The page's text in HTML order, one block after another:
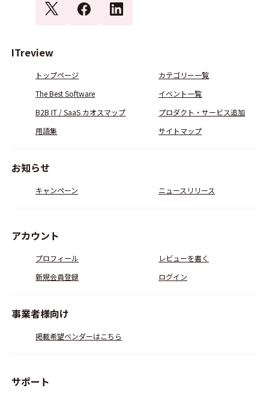
ITreview
トップページ
カテゴリー一覧
The Best Software
イベント一覧
B2B IT / SaaS カオスマップ
プロダクト・サービス追加
用語集
サイトマップ
お知らせ
キャンペーン ニュースリリース
アカウント
プロフィール
レビューを書く
新規会員登録
ログイン
事業者様向け
掲載希望ベンダーはこちら
サポート